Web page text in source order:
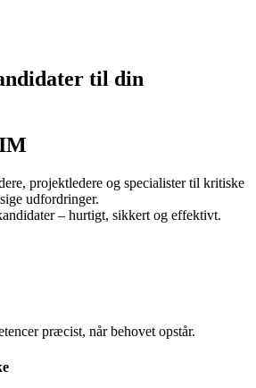
til din
projektledere og specialister til kritiske
udfordringer.
– hurtigt, sikkert og effektivt.
præcist, når behovet opstår.